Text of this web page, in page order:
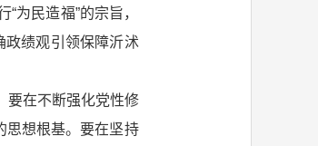
为民造福”的宗旨，
政绩观引领保障沂沭
要在不断强化党性修
思想根基。要在坚持